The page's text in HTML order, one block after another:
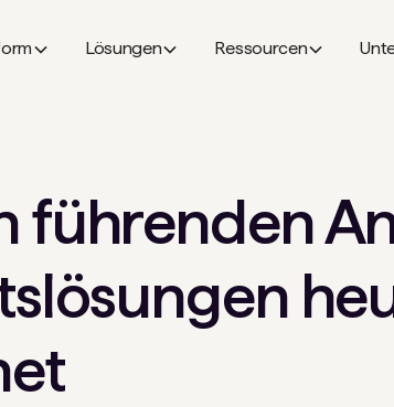
Lösungen Ressourcen
führenden